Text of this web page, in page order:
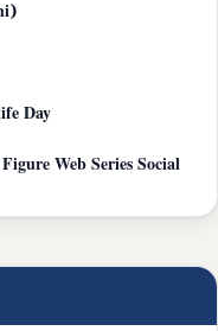
Day
Web Series Social